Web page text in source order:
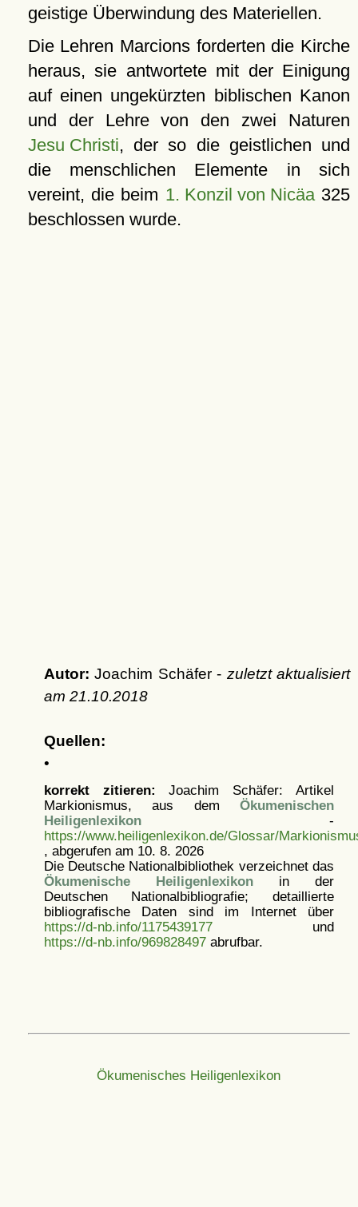
geistige Überwindung des Materiellen.
Die Lehren Marcions forderten die Kirche
heraus, sie antwortete mit der Einigung
auf einen ungekürzten biblischen Kanon
und der Lehre von den zwei Naturen
Jesu Christi, der so die geistlichen und
die menschlichen Elemente in sich
vereint, die beim 1. Konzil von Nicäa325
beschlossen wurde.
Autor: Joachim Schäfer - zuletzt aktualisiert
am 21.10.2018
Quellen:
•
korrekt zitieren: Joachim Schäfer: Artikel
Markionismus, aus dem Ökumenischen
Heiligenlexikon-
https://www.heiligenlexikon.de/Glossar/
, abgerufen am 10. 8. 2026
Die Deutsche Nationalbibliothek verzeichnet das
Ökumenische Heiligenlexikonin der
Deutschen Nationalbibliografie; detaillierte
bibliografische Daten sind im Internet über
https://d-nb.info/1175439177und
https://d-nb.info/969828497abrufbar.
Ökumenisches Heiligenlexikon